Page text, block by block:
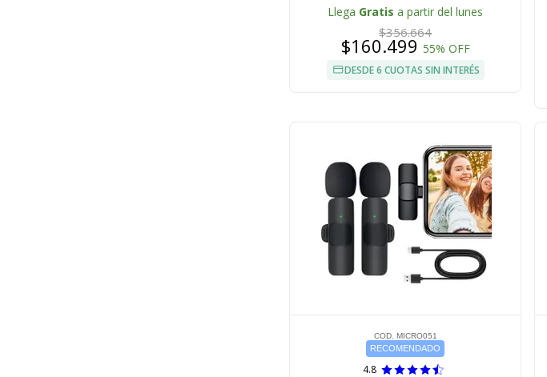
Llega Gratis a partir del lunes
$356.664
$160.499 55% OFF
DESDE 6 CUOTAS SIN INTERÉS
COD. MICRO051
RECOMENDADO
4.8